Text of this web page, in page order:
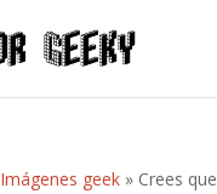
Imágenes geek» Crees